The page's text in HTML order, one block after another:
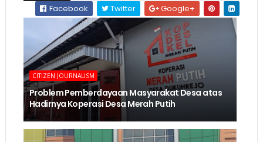
Facebook
Twitter Google+
CITIZEN JOURNALISM
Problem Pemberdayaan Masyarakat Desa atas
Hadirnya Koperasi Desa Merah Putih